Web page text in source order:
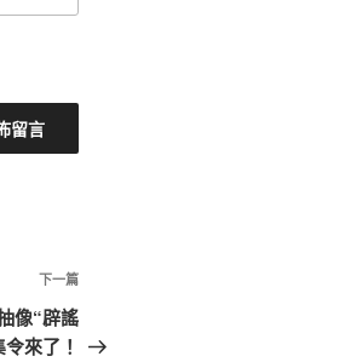
下
一
篇
下一篇
像“辟謠
來了！